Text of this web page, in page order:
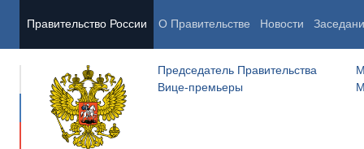
Правительство России О Правительстве Новости
Председатель Правительства
Вице-премьеры